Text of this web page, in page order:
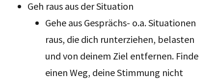
Geh raus aus der Situation
Gehe aus Gesprächs- o.a. Situationen
raus, die dich runterziehen, belasten
und von deinem Ziel entfernen. Finde
einen Weg, deine Stimmung nicht